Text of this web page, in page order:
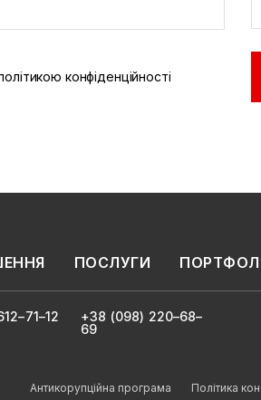
конфіденційності
ПОСЛУГИ
+38 (098) 220–68–
69
Антикорупційна програма Політика
повідомлення